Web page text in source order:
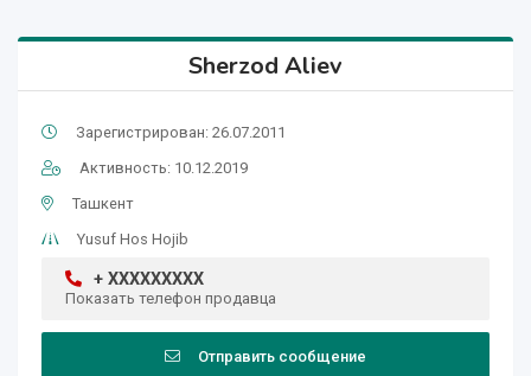
Sherzod Aliev
Зарегистрирован: 26.07.2011
Активность: 10.12.2019
Ташкент
Yusuf Hos Hojib
+ XXXXXXXXX
Показать телефон продавца
Отправить сообщение